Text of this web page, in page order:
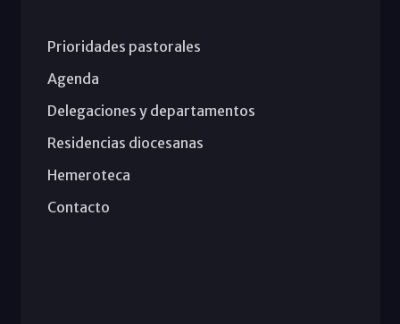
Prioridades pastorales
Agenda
Delegaciones y departamentos
Residencias diocesanas
Hemeroteca
Contacto